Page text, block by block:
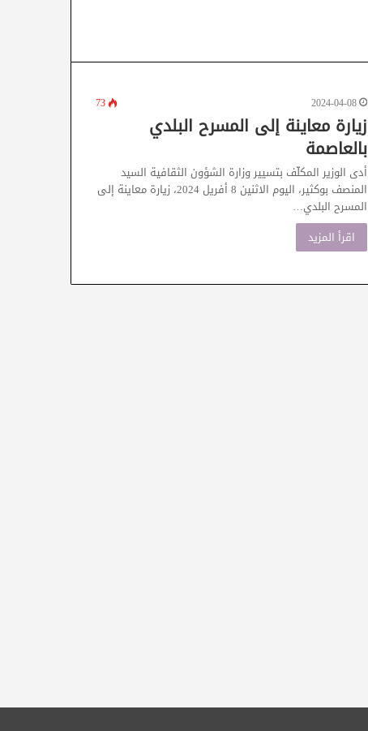
2024-04-08
73
زيارة معاينة إلى المسرح البلدي
بالعاصمة
أدى الوزير المكلّف بتسيير وزارة الشؤون الثقافية السيد
المنصف بوكثير، اليوم الاثنين 8 أفريل 2024، زيارة معاينة إلى
المسرح البلدي…
اقرأ المزيد